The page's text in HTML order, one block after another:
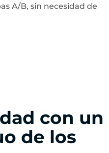
A/B, sin necesidad de
con un
de los